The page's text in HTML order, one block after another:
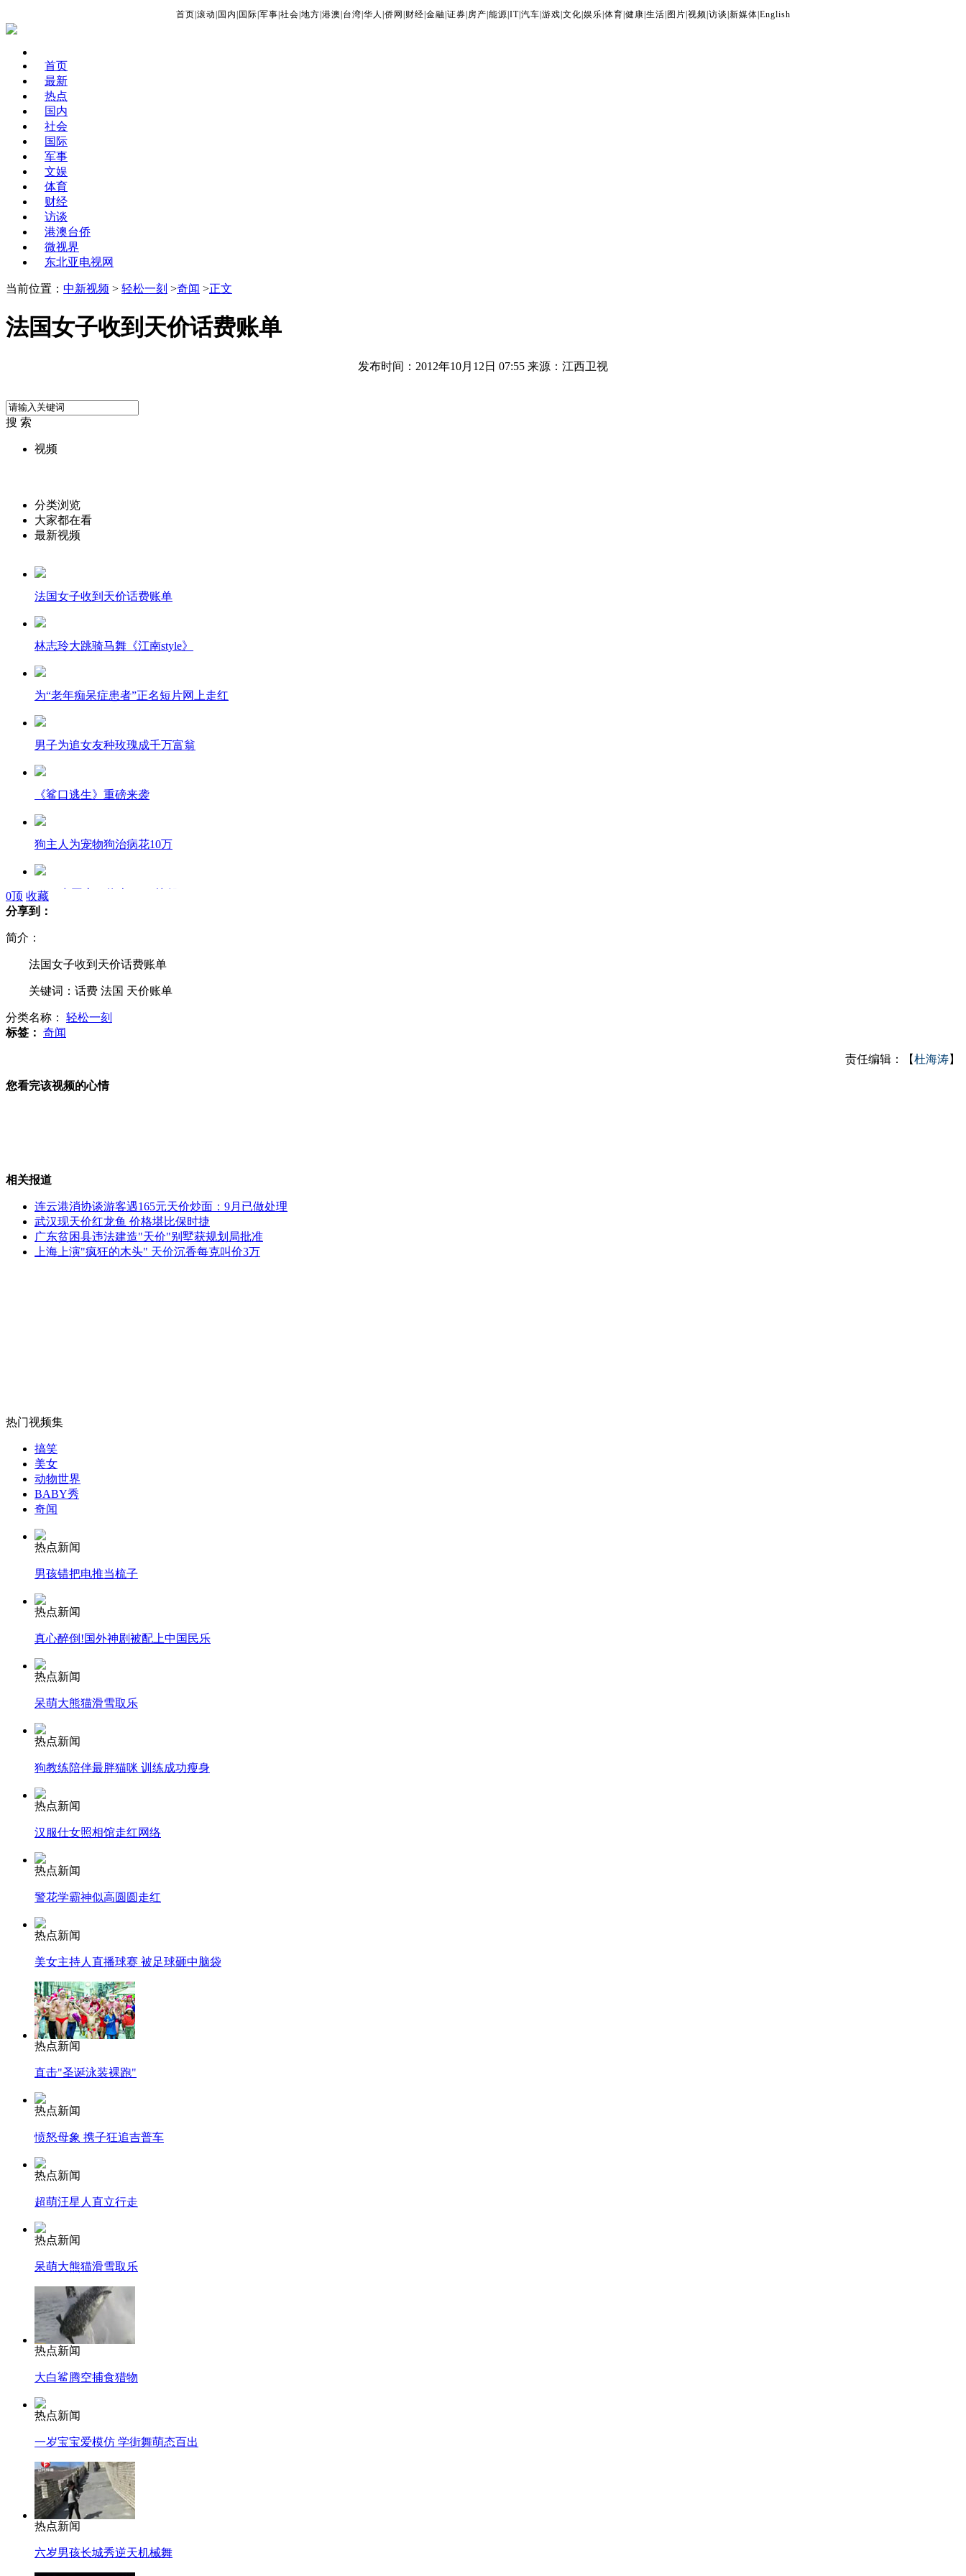
首页 滚动 国内 国际 军事 社会 地方 港澳 台湾 华人 侨网 财经 金融 证券 房产 能源 IT| 汽车 游戏 文化 娱乐 体育 健康 生活 图片 视频 访谈 新媒体 English
首页
最新
热点
国内
社会
国际
军事
文娱
体育
财经
访谈
港澳台侨
微视界
东北亚电视网
当前位置： 中新视频 > 轻松一刻 >奇闻 >正文
法国女子收到天价话费账单
发布时间：2012年10月12日 07:55 来源：江西卫视
搜 索
视频
分类浏览
大家都在看
最新视频
法国女子收到天价话费账单
林志玲大跳骑马舞《江南style》
为“老年痴呆症患者”正名短片网上走红
男子为追女友种玫瑰成千万富翁
《鲨口逃生》重磅来袭
狗主人为宠物狗治病花10万
NBA中国赛：热火94-80快船
好视力眼贴等10药企广告严重违法
杭州宣传片亮相纽约时报广场大屏幕
山西运城恶犬咬伤多人 警民合力深夜将其击毙
无痛分娩是否安全 医生回应
走！跟着总书记去植树
纽约上演“枕头大战”
0顶 收藏
分享到：
简介：
法国女子收到天价话费账单
关键词：话费 法国 天价账单
分类名称： 轻松一刻
标签： 奇闻
责任编辑：【杜海涛】
您看完该视频的心情
相关报道
连云港消协谈游客遇165元天价炒面：9月已做处理
武汉现天价红龙鱼 价格堪比保时捷
广东贫困县违法建造"天价"别墅获规划局批准
上海上演"疯狂的木头" 天价沉香每克叫价3万
热门视频集
搞笑
美女
动物世界
BABY秀
奇闻
热点新闻
男孩错把电推当梳子
热点新闻
真心醉倒!国外神剧被配上中国民乐
热点新闻
呆萌大熊猫滑雪取乐
热点新闻
狗教练陪伴最胖猫咪 训练成功瘦身
热点新闻
汉服仕女照相馆走红网络
热点新闻
警花学霸神似高圆圆走红
热点新闻
美女主持人直播球赛 被足球砸中脑袋
热点新闻
直击"圣诞泳装裸跑"
热点新闻
愤怒母象 携子狂追吉普车
热点新闻
超萌汪星人直立行走
热点新闻
呆萌大熊猫滑雪取乐
热点新闻
大白鲨腾空捕食猎物
热点新闻
一岁宝宝爱模仿 学街舞萌态百出
热点新闻
六岁男孩长城秀逆天机械舞